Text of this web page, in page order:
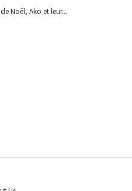
Noël, Ako et leur...